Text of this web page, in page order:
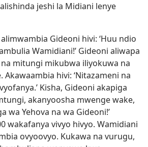
jeshi la Midiani lenye
Gideoni hivi: ‘Huu ndio
Wamidiani!’ Gideoni aliwapa
mitungi mikubwa iliyokuwa na
Akawaambia hivi: ‘Nitazameni na
Kisha, Gideoni akapiga
akanyoosha mwenge wake,
wa Yehova na wa Gideoni!’
wakafanya vivyo hivyo. Wamidiani
ovyoovyo. Kukawa na vurugu,